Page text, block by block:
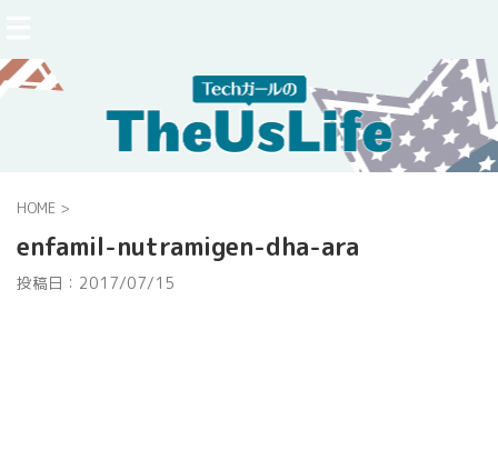
HOME >
enfamil-nutramigen-dha-ara
投稿日： 2017/07/15